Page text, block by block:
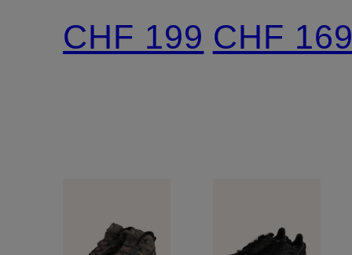
XA
PRO
CHF 199
ULTRA
GLIDE
CHF